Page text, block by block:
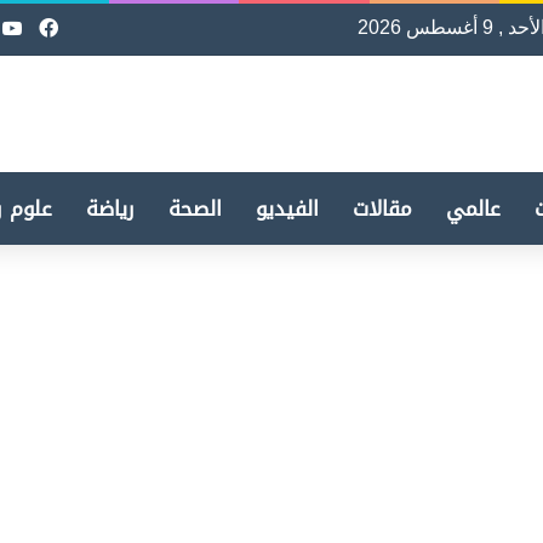
, 9 أغسطس 2026
عالمي مقالات الفيديو الصحة رياضة علوم